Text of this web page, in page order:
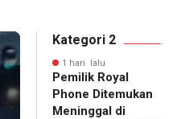
Kategori 2
1 hari lalu
Pemilik Royal
Phone Ditemukan
Meninggal di